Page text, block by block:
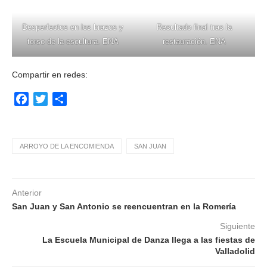
Desperfectos en los brazos y
torso de la escultura. ENA
Resultado final tras la
restauración. ENA
Compartir en redes:
Facebook
Twitter
ARROYO DE LA ENCOMIENDA SAN JUAN
Anterior
San Juan y San Antonio se reencuentran en la Romería
Siguiente
La Escuela Municipal de Danza llega a las fiestas de
Valladolid